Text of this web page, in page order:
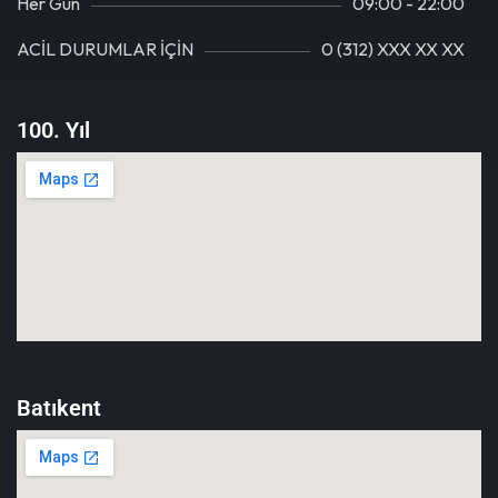
ACİL DURUMLAR İÇİN 0 (312) XXX XX XX
100. Yıl
Batıkent